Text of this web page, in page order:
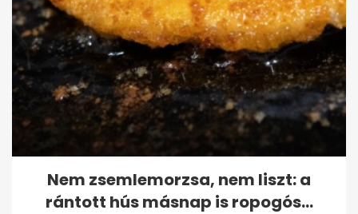
Nem zsemlemorzsa, nem liszt: a
rántott hús másnap is ropogós...